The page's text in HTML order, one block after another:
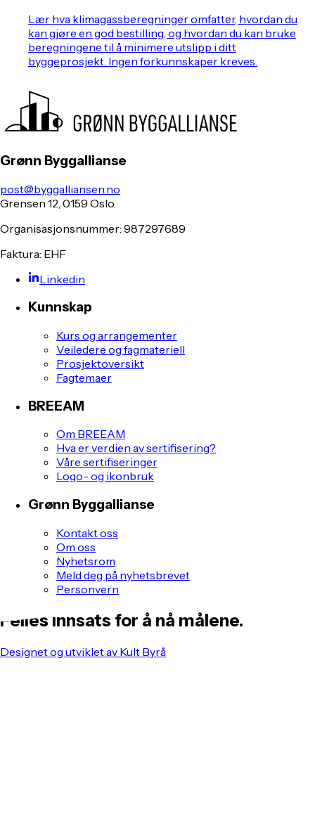
Lær hva klimagassberegninger omfatter, hvordan du
kan gjøre en god bestilling, og hvordan du kan bruke
beregningene til å minimere utslipp i ditt
byggeprosjekt. Ingen forkunnskaper kreves.
Grønn Byggallianse
post@byggalliansen.no
Grensen 12, 0159 Oslo
Organisasjonsnummer: 987297689
Faktura: EHF
Linkedin
Kunnskap
Kurs og arrangementer
Veiledere og fagmateriell
Prosjektoversikt
Fagtemaer
BREEAM
Om BREEAM
Hva er verdien av sertifisering?
Våre sertifiseringer
Logo- og ikonbruk
Grønn Byggallianse
Kontakt oss
Om oss
Nyhetsrom
Meld deg på nyhetsbrevet
Personvern
Felles innsats for å nå målene.
Designet og utviklet av Kult Byrå